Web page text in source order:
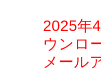
2025年
ウンロ
メール